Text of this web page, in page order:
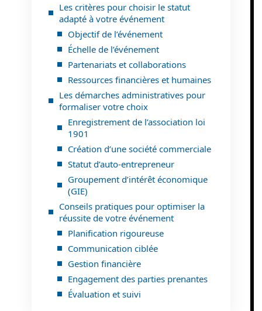
Les critères pour choisir le statut
adapté à votre événement
Objectif de l’événement
Échelle de l’événement
Partenariats et collaborations
Ressources financières et humaines
Les démarches administratives pour
formaliser votre choix
Enregistrement de l’association loi
1901
Création d’une société commerciale
Statut d’auto-entrepreneur
Groupement d’intérêt économique
(GIE)
Conseils pratiques pour optimiser la
réussite de votre événement
Planification rigoureuse
Communication ciblée
Gestion financière
Engagement des parties prenantes
Évaluation et suivi